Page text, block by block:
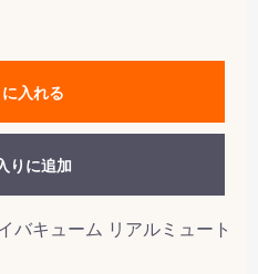
入れる
りに追加
バキューム リアルミュート